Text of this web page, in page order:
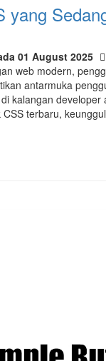
yang
01 August 2025
web modern,
antarmuka
kalangan
terbaru,